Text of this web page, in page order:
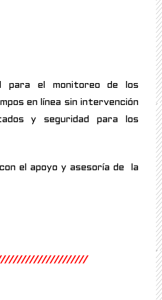
para el monitoreo de los
en línea sin intervención
y seguridad para los
el apoyo y asesoría de la